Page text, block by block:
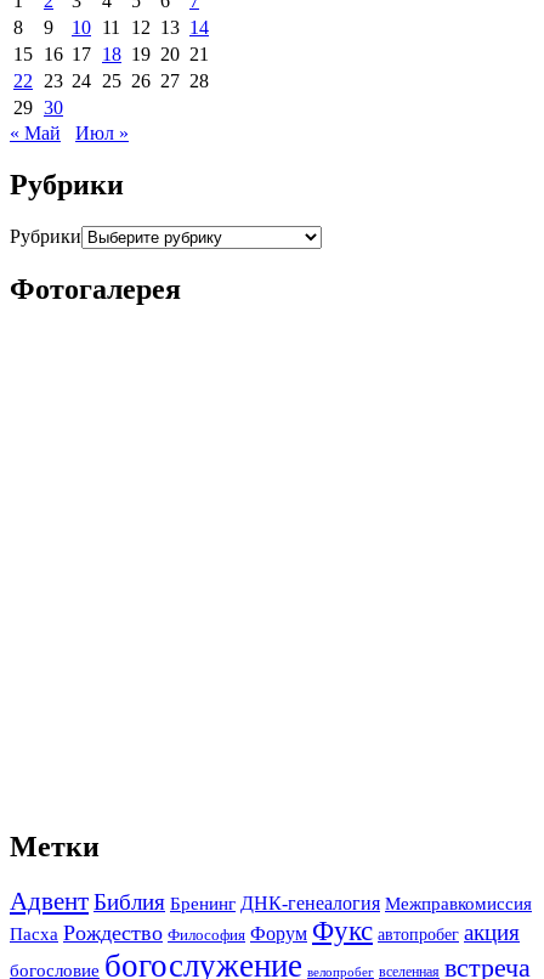
8
9 10 11 12 13 14
15 16 17 18 19 20 21
22 23 24 25 26 27 28
29 30
« Май
Июл »
Рубрики
Рубрики
Фотогалерея
Метки
АдвентБиблия Бренинг ДНК-генеалогия Межправкомиссия
Пасха Рождество Философия Форум Фукс автопробег акция
богословие богослужение велопробег вселенная встреча